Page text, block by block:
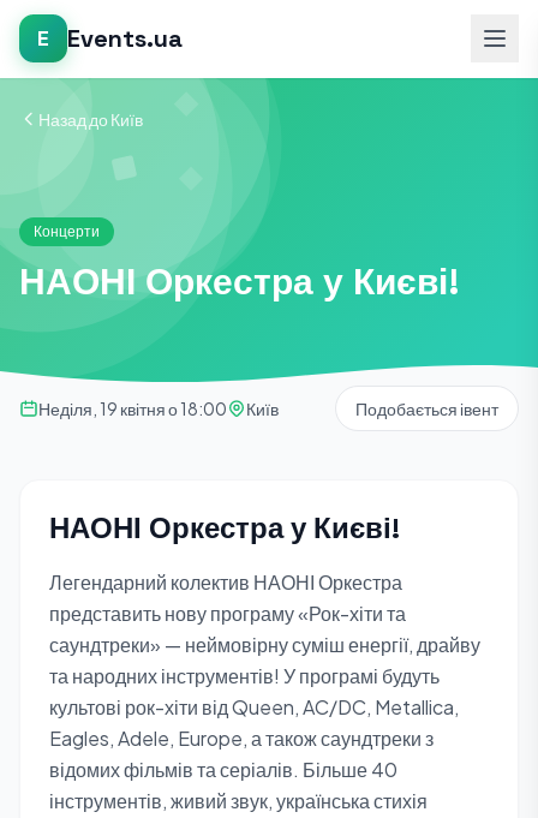
E Events.ua
Назад до Київ
Концерти
НАОНІ Оркестра у Києві!
Неділя, 19 квітня о 18:00 Київ Подобається івент
НАОНІ Оркестра у Києві!
Легендарний колектив НАОНІ Оркестра
представить нову програму «Рок-хіти та
саундтреки» — неймовірну суміш енергії, драйву
та народних інструментів! У програмі будуть
культові рок-хіти від Queen, AC/DC, Metallica,
Eagles, Adele, Europe, а також саундтреки з
відомих фільмів та серіалів. Більше 40
інструментів, живий звук, українська стихія